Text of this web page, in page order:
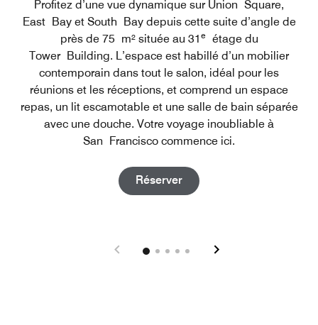
Profitez d’une vue dynamique sur Union Square,
East Bay et South Bay depuis cette suite d’angle de
près de 75 m² située au 31 eétage du
Tower Building. L’espace est habillé d’un mobilier
contemporain dans tout le salon, idéal pour les
réunions et les réceptions, et comprend un espace
repas, un lit escamotable et une salle de bain séparée
avec une douche. Votre voyage inoubliable à
San Francisco commence ici.
RéserverOpen in New Tab